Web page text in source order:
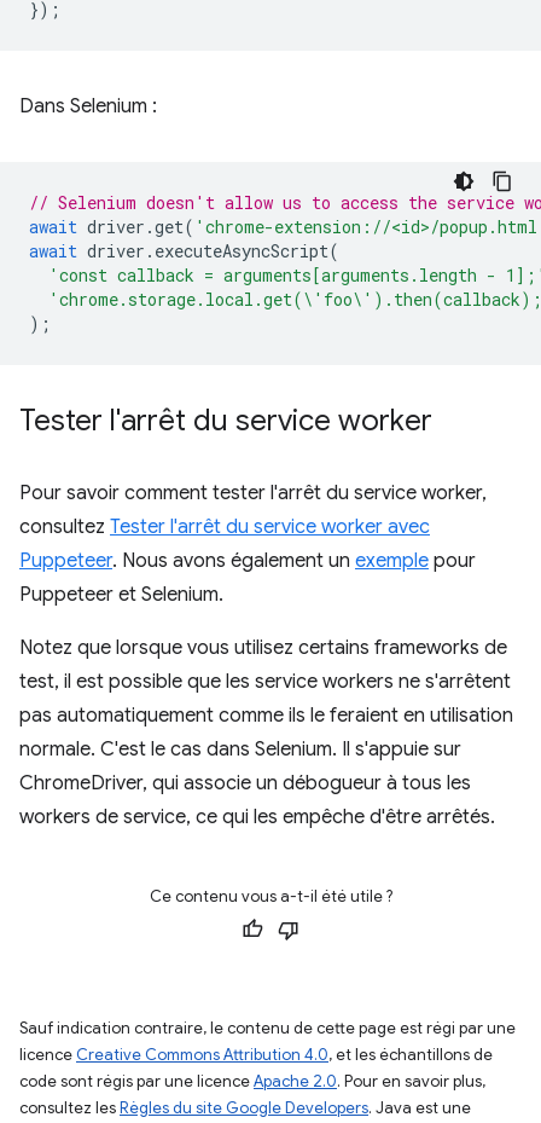
});
Dans Selenium :
// Selenium doesn't allow us to access the service
await driver .get( 'chrome-extension://<id>/
await driver . executeAsyncScript(
'const callback = arguments[arguments.length -
);
Tester l'arrêt du service worker
Pour savoir comment tester l'arrêt du service worker,
consultez Tester l'arrêt du service worker avec
Puppeteer. Nous avons également un exemple pour
Puppeteer et Selenium.
Notez que lorsque vous utilisez certains frameworks de
test, il est possible que les service workers ne s'arrêtent
pas automatiquement comme ils le feraient en utilisation
normale. C'est le cas dans Selenium. Il s'appuie sur
ChromeDriver, qui associe un débogueur à tous les
workers de service, ce qui les empêche d'être arrêtés.
Ce contenu vous a-t-il été utile ?
Sauf indication contraire, le contenu de cette page est régi par une
licence Creative Commons Attribution 4.0, et les échantillons de
code sont régis par une licenceApache 2.0. Pour en savoir plus,
consultez lesRègles du site Google Developers. Java est une